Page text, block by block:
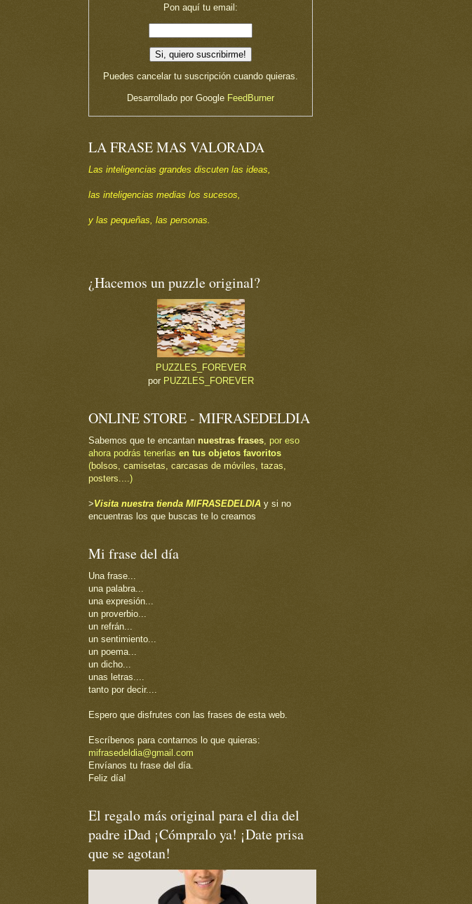
Pon aquí tu email:
Puedes cancelar tu suscripción cuando quieras.
Desarrollado por Google FeedBurner
LA FRASE MAS VALORADA
Las inteligencias grandes discuten las ideas,
las inteligencias medias los sucesos,
y las pequeñas, las personas.
¿Hacemos un puzzle original?
PUZZLES_FOREVER
por PUZZLES_FOREVER
ONLINE STORE - MIFRASEDELDIA
Sabemos que te encantan nuestras frases, por eso
ahora podrás tenerlas en tus objetos favoritos
(bolsos, camisetas, carcasas de móviles, tazas,
posters....)
>Visita nuestra tienda MIFRASEDELDIA y si no
encuentras los que buscas te lo creamos
Mi frase del día
Una frase...
una palabra...
una expresión...
un proverbio...
un refrán...
un sentimiento...
un poema...
un dicho...
unas letras....
tanto por decir....
Espero que disfrutes con las frases de esta web.
Escríbenos para contarnos lo que quieras:
mifrasedeldia@gmail.com
Envíanos tu frase del día.
Feliz día!
El regalo más original para el dia del
padre iDad ¡Cómpralo ya! ¡Date prisa
que se agotan!